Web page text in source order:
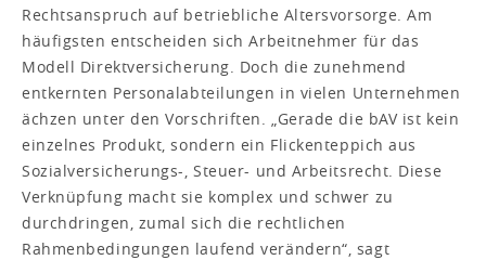
Rechtsanspruch auf betriebliche Altersvorsorge. Am
häufigsten entscheiden sich Arbeitnehmer für das
Modell Direktversicherung. Doch die zunehmend
entkernten Personalabteilungen in vielen Unternehmen
ächzen unter den Vorschriften. „Gerade die bAV ist kein
einzelnes Produkt, sondern ein Flickenteppich aus
Sozialversicherungs-, Steuer- und Arbeitsrecht. Diese
Verknüpfung macht sie komplex und schwer zu
durchdringen, zumal sich die rechtlichen
Rahmenbedingungen laufend verändern“, sagt